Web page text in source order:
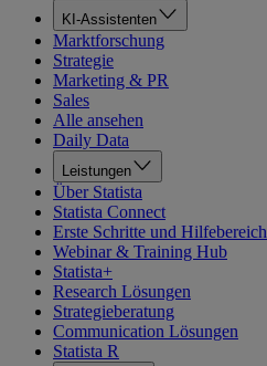
KI-Assistenten
Marktforschung
Strategie
Marketing & PR
Sales
Alle ansehen
Daily Data
Leistungen
Über Statista
Statista Connect
Erste Schritte und Hilfebereich
Webinar & Training Hub
Statista+
Research Lösungen
Strategieberatung
Communication Lösungen
Statista R